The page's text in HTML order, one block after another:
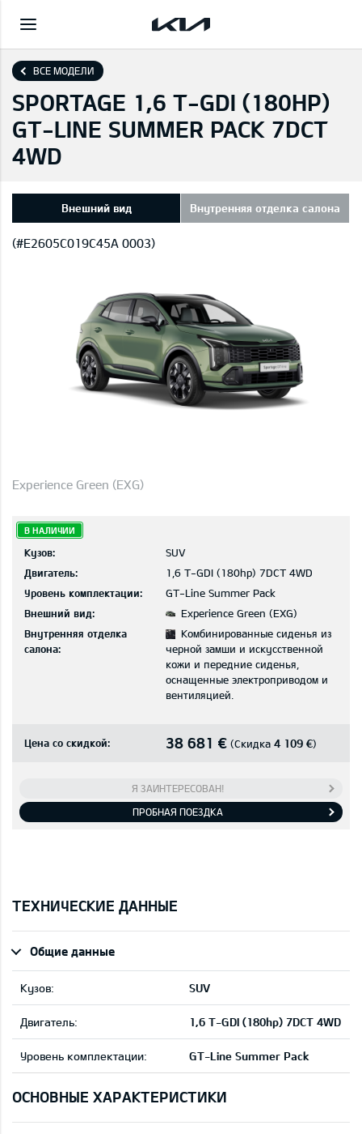
ВСЕ МОДЕЛИ
SPORTAGE 1,6 T-GDI (180HP)
GT-LINE SUMMER PACK 7DCT
4WD
Внешний вид Внутренняя отделка салона
(#E2605C019C45A 0003)
Experience Green (EXG)
В НАЛИЧИИ
Кузов:
SUV
Двигатель:
1,6 T-GDI (180hp) 7DCT 4WD
Уровень комплектации:
GT-Line Summer Pack
Внешний вид:
Experience Green (EXG)
Внутренняя отделка
салона:
Комбинированные сиденья из
черной замши и искусственной
кожи и передние сиденья,
оснащенные электроприводом и
вентиляцией.
Цена со скидкой: 38 681 € (Скидка 4 109 €)
Я ЗАИНТЕРЕСОВАН!
ПРОБНАЯ ПОЕЗДКА
ТЕХНИЧЕСКИЕ ДАННЫЕ
Общие данные
Кузов: SUV
Двигатель: 1,6 T-GDI (180hp) 7DCT 4WD
Уровень комплектации: GT-Line Summer Pack
ОСНОВНЫЕ ХАРАКТЕРИСТИКИ